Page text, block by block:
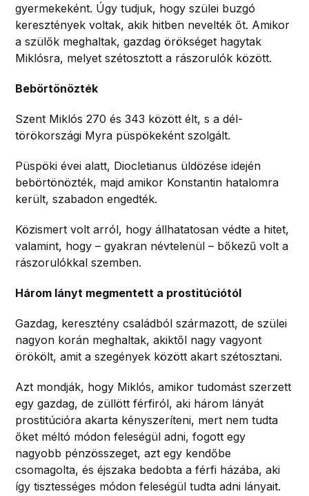
gyermekeként. Úgy tudjuk, hogy szülei buzgó
keresztények voltak, akik hitben nevelték őt. Amikor
a szülők meghaltak, gazdag örökséget hagytak
Miklósra, melyet szétosztott a rászorulók között.
Bebörtönözték
Szent Miklós 270 és 343 között élt, s a dél-
törökországi Myra püspökeként szolgált.
Püspöki évei alatt, Diocletianus üldözése idején
bebörtönözték, majd amikor Konstantin hatalomra
került, szabadon engedték.
Közismert volt arról, hogy állhatatosan védte a hitet,
valamint, hogy – gyakran névtelenül – bőkezű volt a
rászorulókkal szemben.
Három lányt megmentett a prostitúciótól
Gazdag, keresztény családból származott, de szülei
nagyon korán meghaltak, akiktől nagy vagyont
örökölt, amit a szegények között akart szétosztani.
Azt mondják, hogy Miklós, amikor tudomást szerzett
egy gazdag, de züllött férfiról, aki három lányát
prostitúcióra akarta kényszeríteni, mert nem tudta
őket méltó módon feleségül adni, fogott egy
nagyobb pénzösszeget, azt egy kendőbe
csomagolta, és éjszaka bedobta a férfi házába, aki
így tisztességes módon feleségül tudta adni lányait.